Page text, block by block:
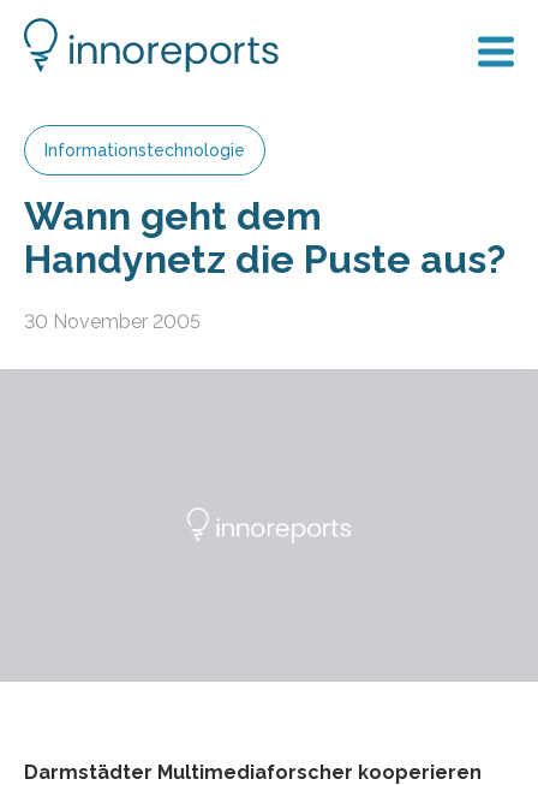
Informationstechnologie
Wann geht dem
Handynetz die Puste aus?
30 November 2005
Darmstädter Multimediaforscher kooperieren